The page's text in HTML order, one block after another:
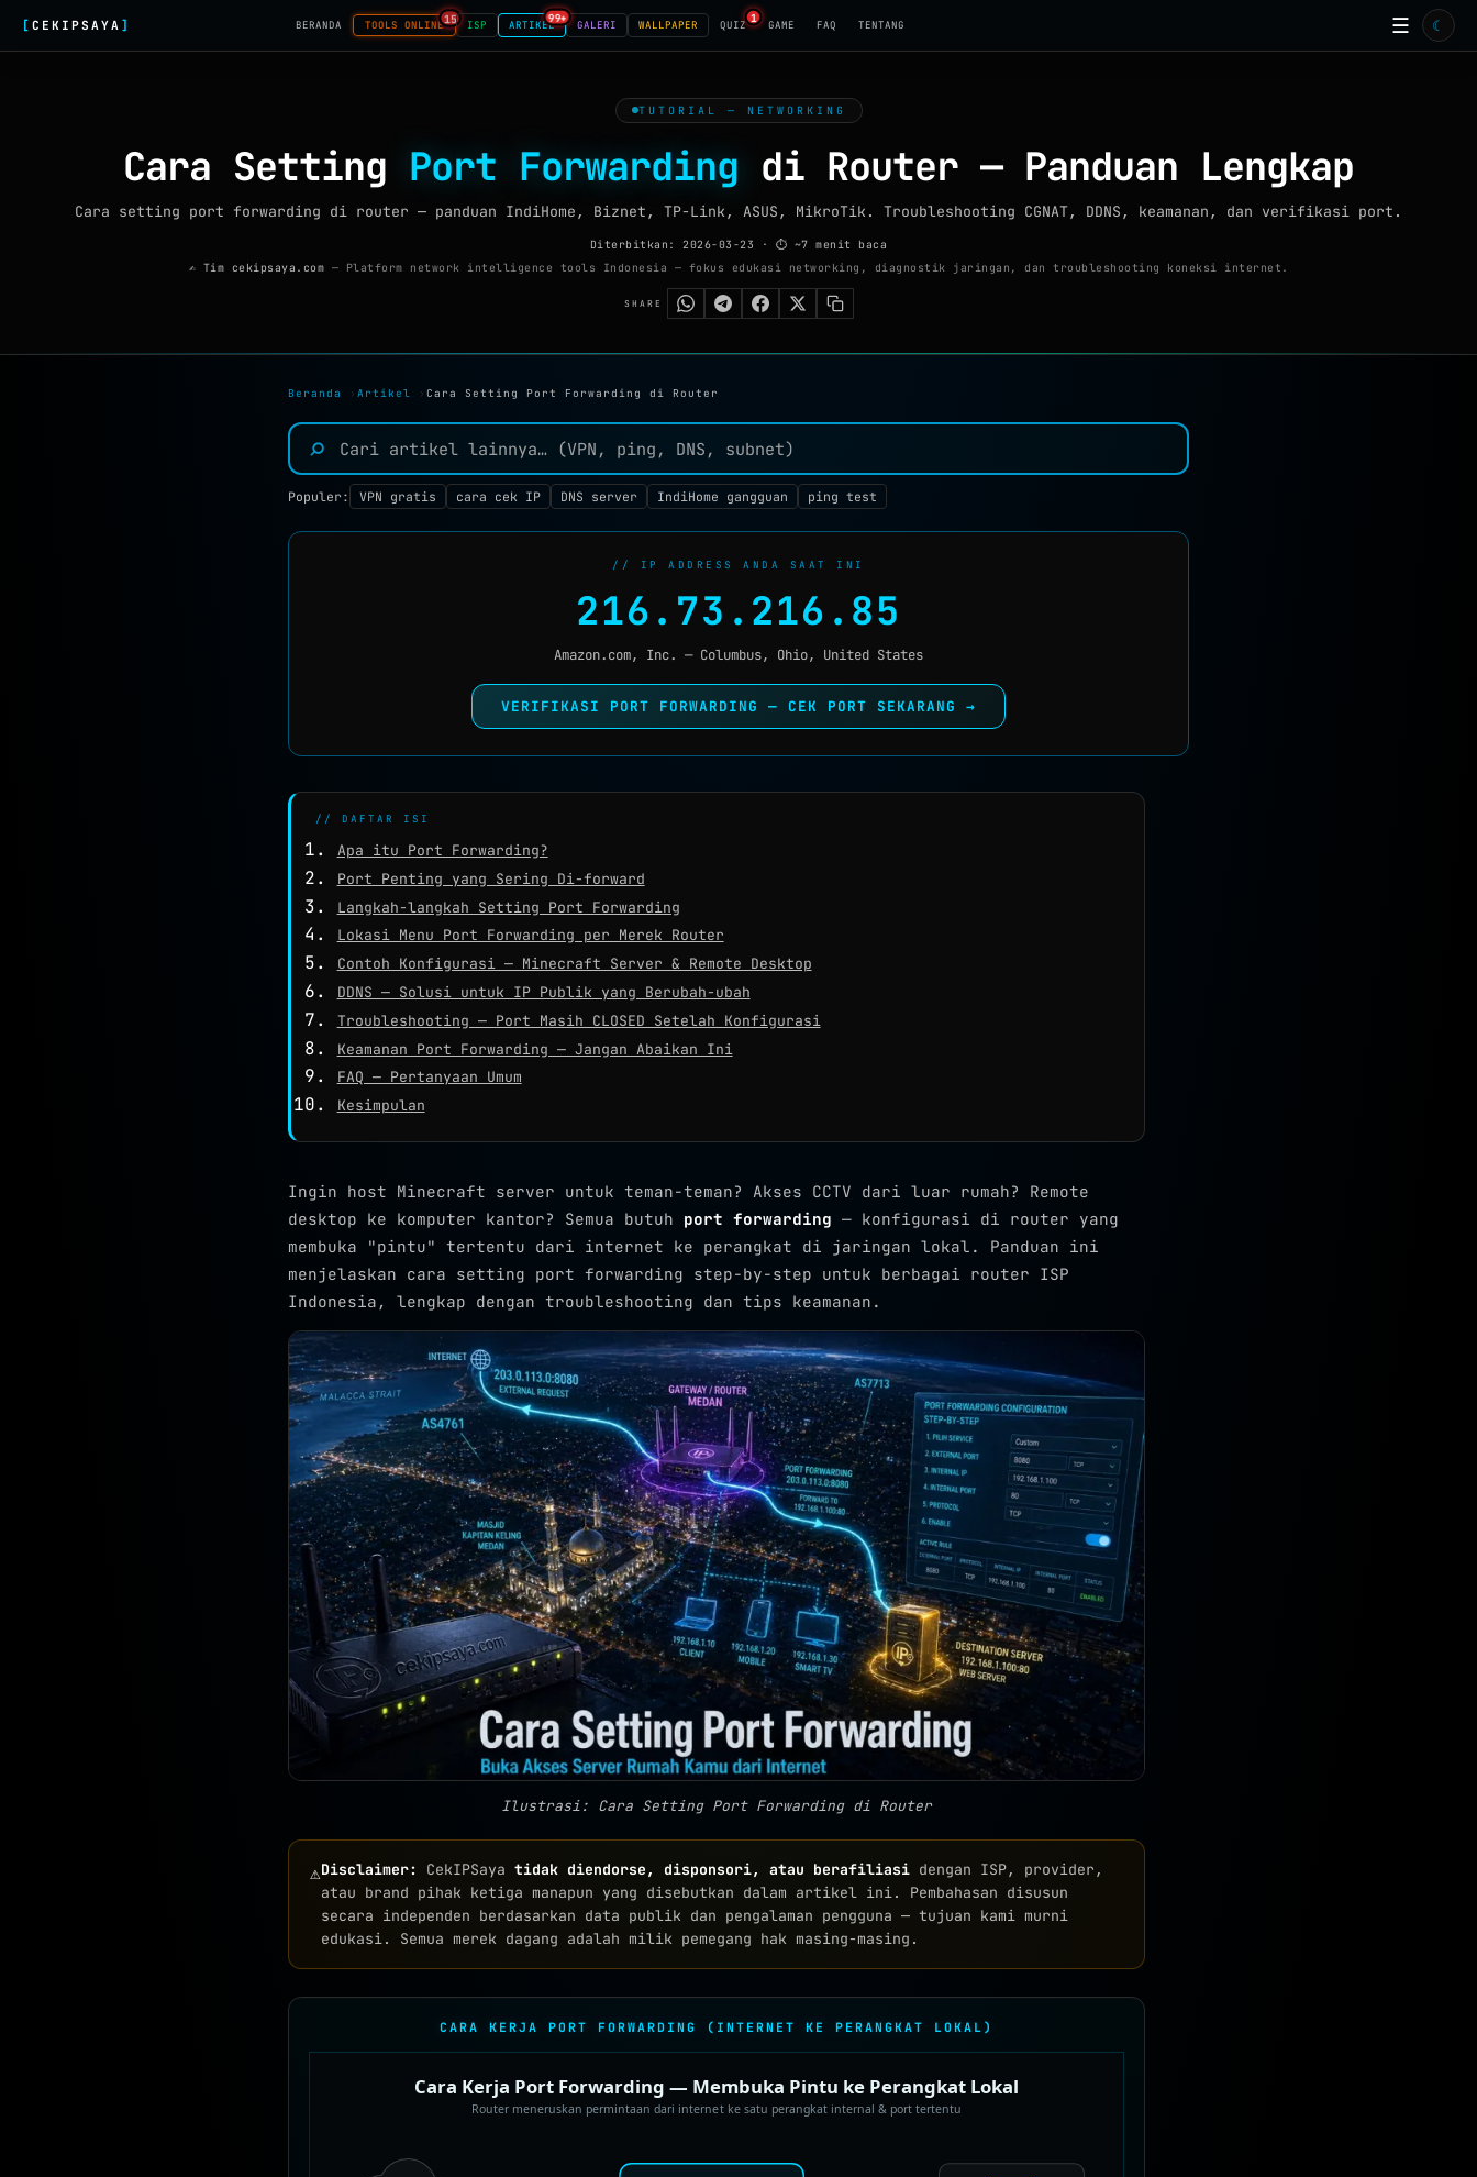
[ CEKIPSAYA ] BERANDA TOOLS ONLINE15 ISP ARTIKEL99+ GALERI WALLPAPER QUIZ 1 GAME FAQ TENTANG ☰ ☾
TUTORIAL — NETWORKING
Cara Setting Port Forwarding di Router — Panduan Lengkap
Cara setting port forwarding di router — panduan IndiHome, Biznet, TP-Link, ASUS, MikroTik. Troubleshooting CGNAT, DDNS, keamanan, dan verifikasi port.
Diterbitkan: 2026-03-23 · ⏱ ~7 menit baca
✍ Tim cekipsaya.com — Platform network intelligence tools Indonesia — fokus edukasi networking, diagnostik jaringan, dan troubleshooting koneksi internet.
SHARE
Beranda › Artikel › Cara Setting Port Forwarding di Router
⌕
Populer: VPN gratis cara cek IP DNS server IndiHome gangguan ping test
// IP ADDRESS ANDA SAAT INI
216.73.216.85
Amazon.com, Inc. — Columbus, Ohio, United States
VERIFIKASI PORT FORWARDING — CEK PORT SEKARANG →
// DAFTAR ISI
Apa itu Port Forwarding?
Port Penting yang Sering Di-forward
Langkah-langkah Setting Port Forwarding
Lokasi Menu Port Forwarding per Merek Router
Contoh Konfigurasi — Minecraft Server & Remote Desktop
DDNS — Solusi untuk IP Publik yang Berubah-ubah
Troubleshooting — Port Masih CLOSED Setelah Konfigurasi
Keamanan Port Forwarding — Jangan Abaikan Ini
FAQ — Pertanyaan Umum
Kesimpulan
Ingin host Minecraft server untuk teman-teman? Akses CCTV dari luar rumah? Remote
desktop ke komputer kantor? Semua butuh port forwarding — konfigurasi di router yang
membuka "pintu" tertentu dari internet ke perangkat di jaringan lokal. Panduan ini
menjelaskan cara setting port forwarding step-by-step untuk berbagai router ISP
Indonesia, lengkap dengan troubleshooting dan tips keamanan.
Ilustrasi: Cara Setting Port Forwarding di Router
⚠Disclaimer: CekIPSayatidak diendorse, disponsori, atau berafiliasi dengan ISP, provider,
atau brand pihak ketiga manapun yang disebutkan dalam artikel ini. Pembahasan disusun
secara independen berdasarkan data publik dan pengalaman pengguna — tujuan kami murni
edukasi. Semua merek dagang adalah milik pemegang hak masing-masing.
CARA KERJA PORT FORWARDING (INTERNET KE PERANGKAT LOKAL)
Cara Kerja Port Forwarding — Membuka Pintu ke Perangkat Lokal
Router meneruskan permintaan dari internet ke satu perangkat internal & port tertentu